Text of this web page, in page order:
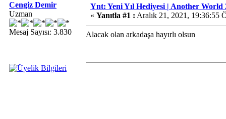
Cengiz Demir
Uzman
Mesaj Sayısı: 3.830
Ynt: Yeni Yıl Hediyesi | Another World
« Yanıtla #1 : Aralık 21, 2021, 19:36:55
Alacak olan arkadaşa hayırlı olsun